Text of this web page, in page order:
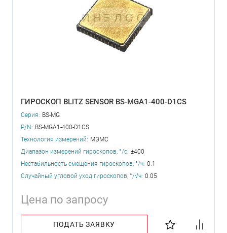
ГИРОСКОП BLITZ SENSOR BS-MGA1-400-D1CS
Серия: BS-MG
P/N: BS-MGA1-400-D1CS
Технология измерений: МЭМС
Диапазон измерений гироскопов, °/с: ±400
Нестабильность смещения гироскопов, °/ч: 0.1
Случайный угловой уход гироскопов, °/√ч: 0.05
Цена по запросу
ПОДАТЬ ЗАЯВКУ